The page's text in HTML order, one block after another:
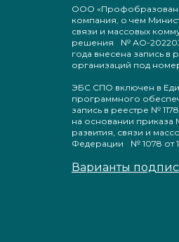
ООО
компания, о чем
связи и массовых
решения № АО-
года внесена запись в
организаций под
ЭБС СПО включен в
программного
запись в реестре №
на основании приказа
развития, связи и
Федерации № 1078 от
Варианты